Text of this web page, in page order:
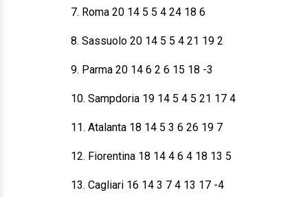
7. Roma 20 14 5 5 4 24 18 6
8. Sassuolo 20 14 5 5 4 21 19 2
9. Parma 20 14 6 2 6 15 18 -3
10. Sampdoria 19 14 5 4 5 21 17 4
11. Atalanta 18 14 5 3 6 26 19 7
12. Fiorentina 18 14 4 6 4 18 13 5
13. Cagliari 16 14 3 7 4 13 17 -4